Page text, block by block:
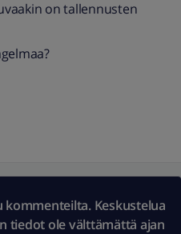
on tallennusten
Keskustelua
tiedot ole välttämättä ajan